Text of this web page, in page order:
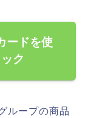
ードを使
ク
ループの商品